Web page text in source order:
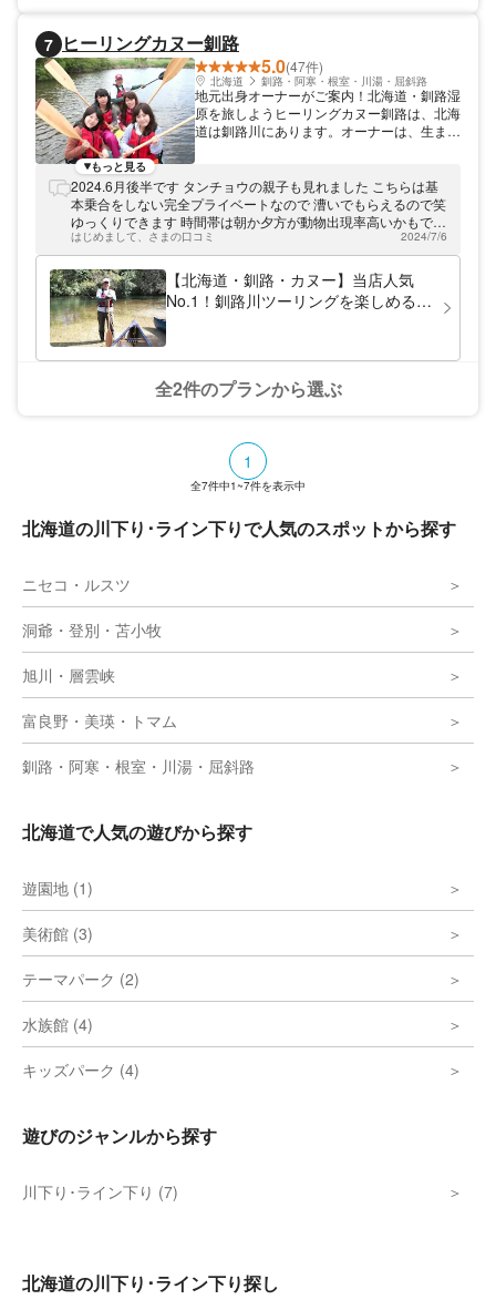
7 ヒーリングカヌー釧路
5.0(47件)
北海道 釧路・阿寒・根室・川湯・屈斜路
地元出身オーナーがご案内！北海道・釧路湿
原を旅しようヒーリングカヌー釧路は、北海
道は釧路川にあります。オーナーは、生まれ
ドになりました。地元出身だからこそわかる
釧路の魅力をお伝えします。
もっと見る
2024.6月後半です タンチョウの親子も見れました こちらは基
本乗合をしない完全プライベートなので 漕いでもらえるので笑
ゆっくりできます 時間帯は朝か夕方が動物出現率高いかもです
他のツアーと鉢合わせしなければ 外騒音もなく自然の中ですね
写真は動物の写真がもらえます
はじめまして、さまの口コミ 2024/7/6
【北海道・釧路・カヌー】当店人気
No.1！釧路川ツーリングを楽しめる塘
全2件のプランから選ぶ
1
全7件中1~7件を表示中
北海道の川下り･ライン下りで人気のスポットから探す
ニセコ・ルスツ
洞爺・登別・苫小牧
旭川・層雲峡
富良野・美瑛・トマム
釧路・阿寒・根室・川湯・屈斜路
北海道で人気の遊びから探す
遊園地 (1)
美術館 (3)
テーマパーク (2)
水族館 (4)
キッズパーク (4)
遊びのジャンルから探す
川下り･ライン下り (7)
北海道の川下り･ライン下り探し